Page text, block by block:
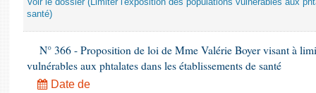
Questions écrites et orales
Comptes rendus des débats
Voir le dossier (Limiter l'exposition des populations vulnérables aux
santé)
N° 366 - Proposition de loi de Mme Valérie Boyer visant à
vulnérables aux phtalates dans les établissements de santé
Date de